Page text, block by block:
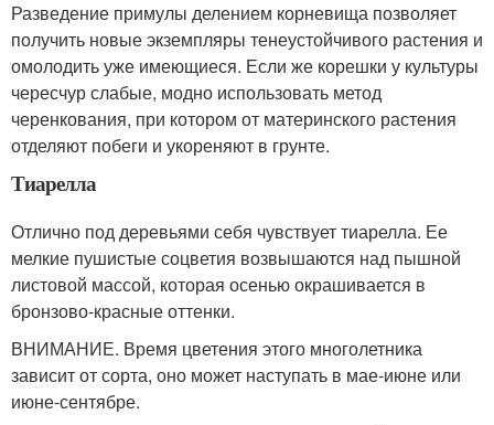
Разведение примулы делением корневища позволяет
получить новые экземпляры тенеустойчивого растения и
омолодить уже имеющиеся. Если же корешки у культуры
чересчур слабые, модно использовать метод
черенкования, при котором от материнского растения
отделяют побеги и укореняют в грунте.
Тиарелла
Отлично под деревьями себя чувствует тиарелла. Ее
мелкие пушистые соцветия возвышаются над пышной
листовой массой, которая осенью окрашивается в
бронзово-красные оттенки.
ВНИМАНИЕ. Время цветения этого многолетника
зависит от сорта, оно может наступать в мае-июне или
июне-сентябре.